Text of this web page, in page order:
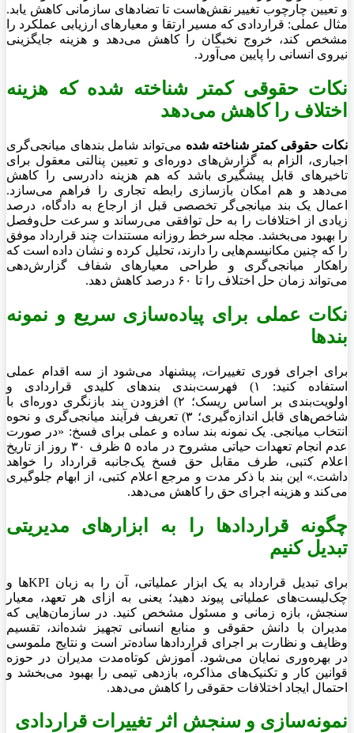
و تعیین چارچوب تغییر نقش‌هاست تا تضادهای سازمانی کاهش یابد.
مثال عملی: قراردادی که مسیر ارتقا و معیارهای ارزیابی عملکرد را
مشخص کند، خروج نخبگان را کاهش می‌دهد و هزینه جایگزینی
نیروی انسانی را پایین می‌آورد.
نکات حقوقی کمتر شناخته شده که هزینه
اختلاف را کاهش می‌دهد
نکات حقوقی کمتر شناخته شده می‌تواند شامل بندهای میانجی‌گری
اجباری، الزام به گزارش‌های دوره‌ای و تعیین پنالتی معقول برای
تاخیرهای قابل پیشگیری باشد که هم هزینه دادرسی را کاهش
می‌دهد و هم امکان بازسازی رابطه تجاری را فراهم می‌سازد.
اعمال یک بند میانجی‌گر تخصصی قبل از ارجاع به دادگاه، درصد
زیادی از اختلافات را به حل توافقی می‌رساند و سرعت حل‌وفصل
را بهبود می‌بخشد. مجله سرخط روزانه مستندات چند قرارداد موفق
را که چنین مکانیسم‌هایی را دارند، تحلیل کرده و نشان داده است که
راهکار میانجی‌گری و طراحی معیارهای شفاف گزارش‌دهی
می‌تواند زمان حل اختلاف را تا ۶۰ درصد کاهش دهد.
نکات عملی برای پیاده‌سازی سریع و نمونه
بندها
برای اجرای فوری تغییرات، پیشنهاد می‌شود از سه اقدام عملی
استفاده کنید: ۱) فهرست‌بندی بندهای کلیدی قراردادی و
اولویت‌بندی بر اساس ریسک؛ ۲) افزودن بند بازنگری دوره‌ای با
شاخص‌های قابل اندازه‌گیری؛ ۳) تعریف فرآیند میانجی‌گری و نحوه
انتخاب میانجی. یک نمونه بند ساده و عملی برای فسخ: «در صورت
عدم انجام تعهدات حیاتی مشروح در ماده ۵ ظرف ۳۰ روز از تاریخ
اعلام کتبی، طرف مقابل حق فسخ یک‌جانبه قرارداد را خواهد
داشت.» این بند با ذکر مدت و مرجع اعلام کتبی، از ابهام جلوگیری
می‌کند و هزینه اجرای حق را کاهش می‌دهد.
چگونه قراردادها را به ابزارهای مدیریتی
تبدیل کنیم
برای تبدیل قرارداد به یک ابزار عملیاتی، آن را به زبان KPIها و
چک‌لیست‌های عملیاتی پیوند دهید؛ یعنی به ازای هر تعهد، معیار
سنجش، بازه زمانی و مسئول مشخص کنید. در سازمان‌هایی که
مدیران با دانش حقوقی و منابع انسانی تجهیز شده‌اند، تقسیم
وظایف و نظارت بر اجرای قراردادها ساده‌تر است و نتایج ملموسی
در بهره‌وری نمایان می‌شود. آموزش کوتاه‌مدت مدیران در حوزه
قوانین کار و تکنیک‌های مذاکره، بازدهی تیمی را بهبود می‌بخشد و
احتمال ایجاد اختلافات حقوقی را کاهش می‌دهد.
نمونه‌سازی و سنجش اثر تغییرات قراردادی